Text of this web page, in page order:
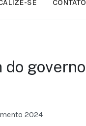
SE CONTATO
do governo
2024